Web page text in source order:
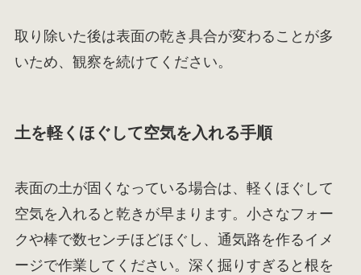
取り除いた後は表面の乾き具合が変わることが多
いため、観察を続けてください。
土を軽くほぐして空気を入れる手順
表面の土が固くなっている場合は、軽くほぐして
空気を入れると乾きが早まります。小さなフォー
クや棒で数センチほどほぐし、通気路を作るイメ
ージで作業してください。深く掘りすぎると根を